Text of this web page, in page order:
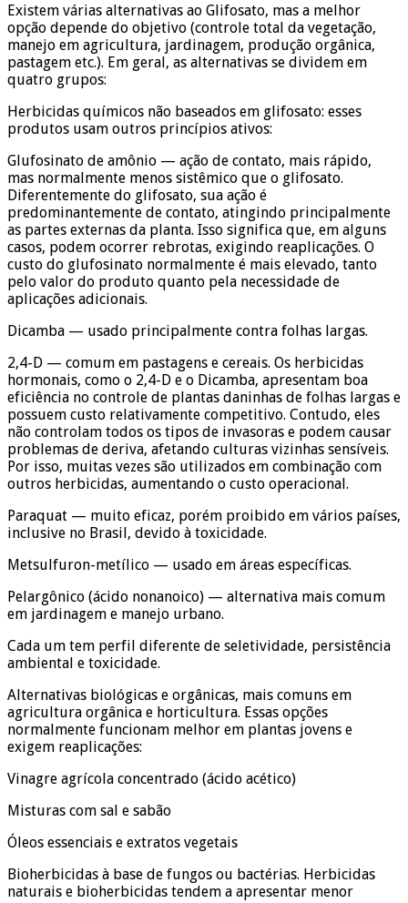
Existem várias alternativas ao Glifosato, mas a melhor
opção depende do objetivo (controle total da vegetação,
manejo em agricultura, jardinagem, produção orgânica,
pastagem etc.). Em geral, as alternativas se dividem em
quatro grupos:
Herbicidas químicos não baseados em glifosato: esses
produtos usam outros princípios ativos:
Glufosinato de amônio — ação de contato, mais rápido,
mas normalmente menos sistêmico que o glifosato.
Diferentemente do glifosato, sua ação é
predominantemente de contato, atingindo principalmente
as partes externas da planta. Isso significa que, em alguns
casos, podem ocorrer rebrotas, exigindo reaplicações. O
custo do glufosinato normalmente é mais elevado, tanto
pelo valor do produto quanto pela necessidade de
aplicações adicionais.
Dicamba — usado principalmente contra folhas largas.
2,4-D — comum em pastagens e cereais. Os herbicidas
hormonais, como o 2,4-D e o Dicamba, apresentam boa
eficiência no controle de plantas daninhas de folhas largas e
possuem custo relativamente competitivo. Contudo, eles
não controlam todos os tipos de invasoras e podem causar
problemas de deriva, afetando culturas vizinhas sensíveis.
Por isso, muitas vezes são utilizados em combinação com
outros herbicidas, aumentando o custo operacional.
Paraquat — muito eficaz, porém proibido em vários países,
inclusive no Brasil, devido à toxicidade.
Metsulfuron-metílico — usado em áreas específicas.
Pelargônico (ácido nonanoico) — alternativa mais comum
em jardinagem e manejo urbano.
Cada um tem perfil diferente de seletividade, persistência
ambiental e toxicidade.
Alternativas biológicas e orgânicas, mais comuns em
agricultura orgânica e horticultura. Essas opções
normalmente funcionam melhor em plantas jovens e
exigem reaplicações:
Vinagre agrícola concentrado (ácido acético)
Misturas com sal e sabão
Óleos essenciais e extratos vegetais
Bioherbicidas à base de fungos ou bactérias. Herbicidas
naturais e bioherbicidas tendem a apresentar menor